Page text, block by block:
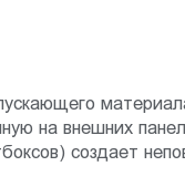
на внешних
создает